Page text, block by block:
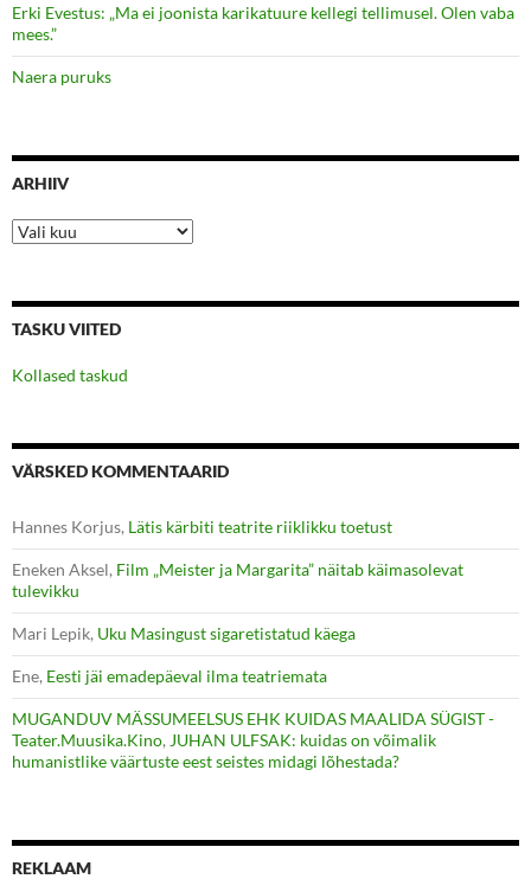
Erki Evestus: „Ma ei joonista karikatuure kellegi tellimusel. Olen vaba
mees.”
Naera puruks
ARHIIV
Arhiiv
TASKU VIITED
Kollased taskud
VÄRSKED KOMMENTAARID
Hannes Korjus, Lätis kärbiti teatrite riiklikku toetust
Eneken Aksel, Film „Meister ja Margarita” näitab käimasolevat
tulevikku
Mari Lepik, Uku Masingust sigaretistatud käega
Ene, Eesti jäi emadepäeval ilma teatriemata
MUGANDUV MÄSSUMEELSUS EHK KUIDAS MAALIDA SÜGIST -
Teater.Muusika.Kino, JUHAN ULFSAK: kuidas on võimalik
humanistlike väärtuste eest seistes midagi lõhestada?
REKLAAM